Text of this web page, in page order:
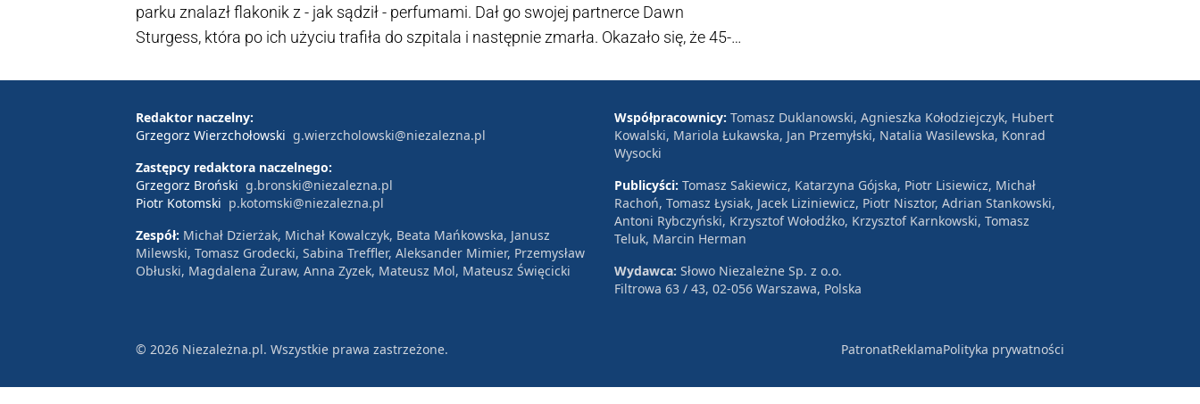
parku znalazł flakonik z - jak sądził - perfumami. Dał go swojej partnerce Dawn
Sturgess, która po ich użyciu trafiła do szpitala i następnie zmarła. Okazało się, że 45-
Redaktor naczelny:
Grzegorz Wierzchołowski g.wierzcholowski@niezalezna.pl
Zastępcy redaktora naczelnego:
Grzegorz Broński g.bronski@niezalezna.pl
Piotr Kotomski p.kotomski@niezalezna.pl
Zespół: Michał Dzierżak, Michał Kowalczyk, Beata Mańkowska, Janusz
Milewski, Tomasz Grodecki, Sabina Treffler, Aleksander Mimier, Przemysław
Obłuski, Magdalena Żuraw, Anna Zyzek, Mateusz Mol, Mateusz Święcicki
Współpracownicy: Tomasz Duklanowski, Agnieszka Kołodziejczyk, Hubert
Kowalski, Mariola Łukawska, Jan Przemyłski, Natalia Wasilewska, Konrad
Wysocki
Publicyści: Tomasz Sakiewicz, Katarzyna Gójska, Piotr Lisiewicz, Michał
Rachoń, Tomasz Łysiak, Jacek Liziniewicz, Piotr Nisztor, Adrian Stankowski,
Antoni Rybczyński, Krzysztof Wołodźko, Krzysztof Karnkowski, Tomasz
Teluk, Marcin Herman
Wydawca: Słowo Niezależne Sp. z o.o.
Filtrowa 63 / 43, 02-056 Warszawa, Polska
© 2026 Niezależna.pl. Wszystkie prawa zastrzeżone. PatronatReklamaPolityka prywatności